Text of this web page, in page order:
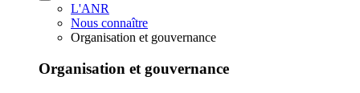
L'ANR
Nous connaître
Organisation et gouvernance
Organisation et gouvernance